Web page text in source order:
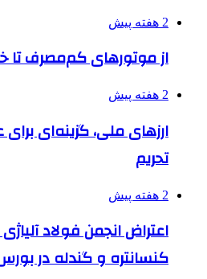
2 هفته پیش
از موتورهای کم‌مصرف تا
2 هفته پیش
ارزهای ملی، گزینه‌ای
تحریم
2 هفته پیش
اعتراض انجمن فولاد
کنسانتره و گندله در